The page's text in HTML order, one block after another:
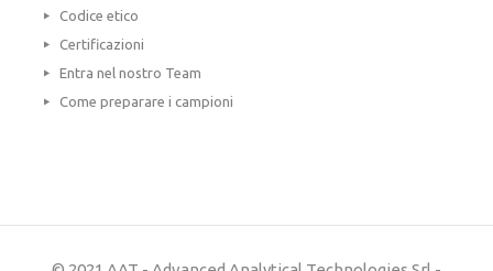
Codice etico
Certificazioni
Entra nel nostro Team
Come preparare i campioni